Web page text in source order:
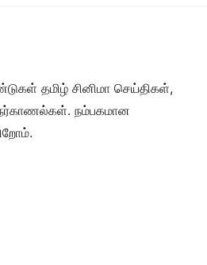
தமிழ் சினிமா செய்திகள்,
நம்பகமான